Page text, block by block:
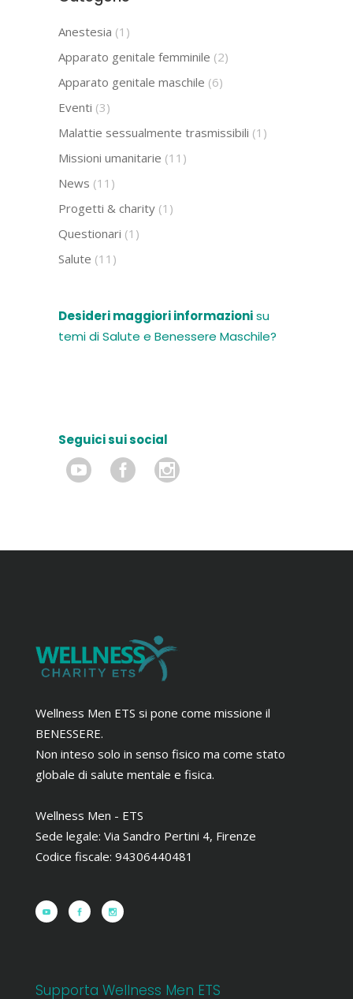
Anestesia (1)
Apparato genitale femminile (2)
Apparato genitale maschile (6)
Eventi (3)
Malattie sessualmente trasmissibili (1)
Missioni umanitarie (11)
News (11)
Progetti & charity (1)
Questionari (1)
Salute (11)
Desideri maggiori informazionisu
temi di Salute e Benessere Maschile?
Seguici sui social
Wellness Men ETS si pone come missione il
BENESSERE.
Non inteso solo in senso fisico ma come stato
globale di salute mentale e fisica.
Wellness Men - ETS
Sede legale: Via Sandro Pertini 4, Firenze
Codice fiscale: 94306440481
Supporta Wellness Men ETS